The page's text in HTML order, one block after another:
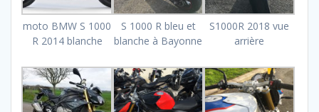
moto BMW S 1000
R 2014 blanche
S 1000 R bleu et
blanche à Bayonne
S1000R 2018 vue
arrière